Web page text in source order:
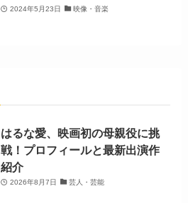
2024年5月23日 映像・音楽
はるな愛、映画初の母親役に挑
戦！プロフィールと最新出演作
紹介
2026年8月7日 芸人・芸能